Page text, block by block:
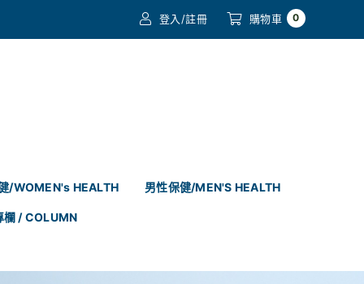
登入/註冊 購物車 0
/WOMEN's HEALTH 男性保健/MEN'S HEALTH
欄 / COLUMN